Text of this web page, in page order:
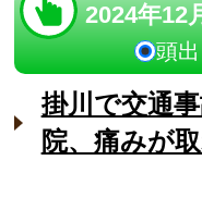
2024年12
頭
掛川で交通
院、痛みが